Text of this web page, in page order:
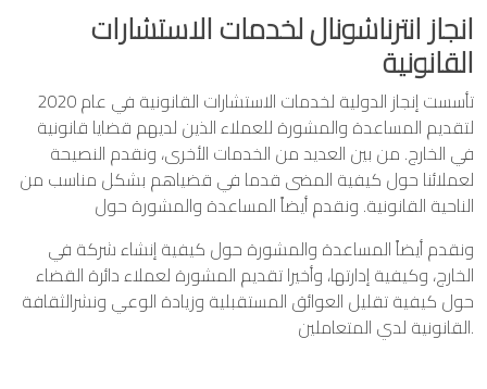
انجاز انترناشونال لخدمات الاستشارات
القانونية
تأسست إنجاز الدولية لخدمات الاستشارات القانونية في عام 2020
لتقديم المساعدة والمشورة للعملاء الذين لديهم قضايا قانونية
في الخارج. من بين العديد من الخدمات الأخرى، ونقدم النصيحة
لعملائنا حول كيفية المضى قدما في قضياهم بشكل مناسب من
الناحية القانونية. ونقدم أيضاً المساعدة والمشورة حول
ونقدم أيضاً المساعدة والمشورة حول كيفية إنشاء شركة في
الخارج، وكيفية إدارتها، وأخيرا تقديم المشورة لعملاء دائرة القضاء
حول كيفية تقليل العوائق المستقبلية وزيادة الوعي ونشرالثقافة
القانونية لدي المتعاملين.